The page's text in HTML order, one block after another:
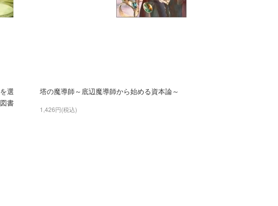
選
書
塔の魔導師～底辺魔導師から始める資本論～
1,426円(税込)